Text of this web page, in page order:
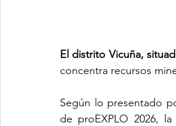
El distrito Vicuña,
concentra recursos
Según lo presentado
de proEXPLO 2026,